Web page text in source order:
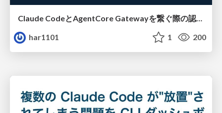
Claude CodeとAgentCore Gatewayを繋ぐ際の認証認可 / Authentication and authorization when connecting Claude Code with AgentCore Gateway
har1101
1 200